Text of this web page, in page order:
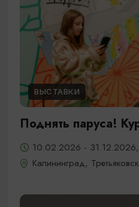
ВЫСТАВКИ
Поднять паруса!
10.02.2026 -
Калининград,